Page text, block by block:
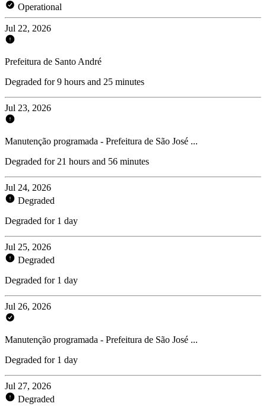
Operational
Jul 22, 2026
Prefeitura de Santo André
Degraded for 9 hours and 25 minutes
Jul 23, 2026
Manutenção programada - Prefeitura de São José ...
Degraded for 21 hours and 56 minutes
Jul 24, 2026
Degraded
Degraded for 1 day
Jul 25, 2026
Degraded
Degraded for 1 day
Jul 26, 2026
Manutenção programada - Prefeitura de São José ...
Degraded for 1 day
Jul 27, 2026
Degraded